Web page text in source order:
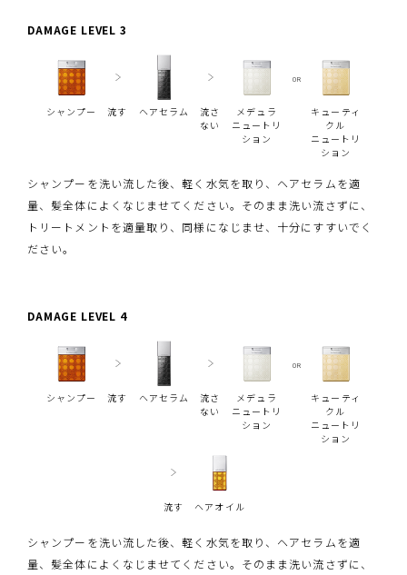
DAMAGE LEVEL 3
シャンプー 流す ヘアセラム
流さ
ない
メデュラ
ニュートリ
ション
OR
キューティ
クル
ニュートリ
ション
シャンプーを洗い流した後、軽く水気を取り、ヘアセラムを適
量、髪全体によくなじませてください。そのまま洗い流さずに、
トリートメントを適量取り、同様になじませ、十分にすすいでく
ださい。
DAMAGE LEVEL 4
シャンプー 流す ヘアセラム
流さ
ない
メデュラ
ニュートリ
ション
OR
キューティ
クル
ニュートリ
ション
流す ヘアオイル
シャンプーを洗い流した後、軽く水気を取り、ヘアセラムを適
量、髪全体によくなじませてください。そのまま洗い流さずに、